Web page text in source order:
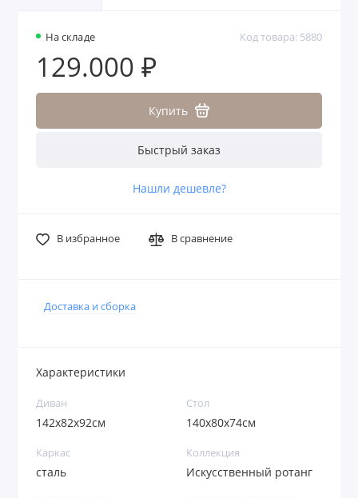
На складе Код товара: 5880
129.000 ₽
Купить
Быстрый заказ
Нашли дешевле?
В избранное В сравнение
Доставка и сборка
Характеристики
Диван
142x82x92см
Стол
140x80х74см
Каркас
сталь
Коллекция
Искусственный ротанг